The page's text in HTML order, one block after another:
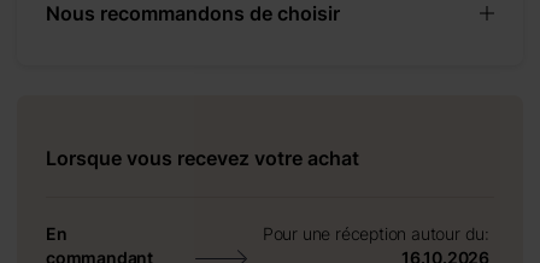
Nous recommandons de choisir
Lorsque vous recevez votre achat
En
commandant
Pour une réception autour du:
16.10.2026